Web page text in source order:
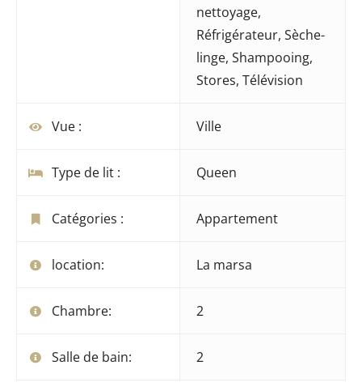
nettoyage,
Réfrigérateur, Sèche-
linge, Shampooing,
Stores, Télévision
Vue : Ville
Type de lit : Queen
Catégories : Appartement
location: La marsa
Chambre: 2
Salle de bain: 2